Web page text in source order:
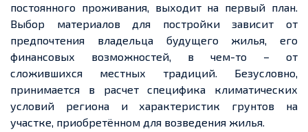
постоянного проживания, выходит на первый план.
Выбор материалов для постройки зависит от
предпочтения владельца будущего жилья, его
финансовых возможностей, в чем-то – от
сложившихся местных традиций. Безусловно,
принимается в расчет специфика климатических
условий региона и характеристик грунтов на
участке, приобретённом для возведения жилья.